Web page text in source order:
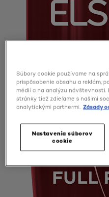
Súbory cookie používame na
prispôsobenie obsahu a reklám,
médií a na analýzu návštevnosti.
stránky tiež zdieľame s našimi
analytickými partnermi. Zásady
Nastavenia súborov
cookie